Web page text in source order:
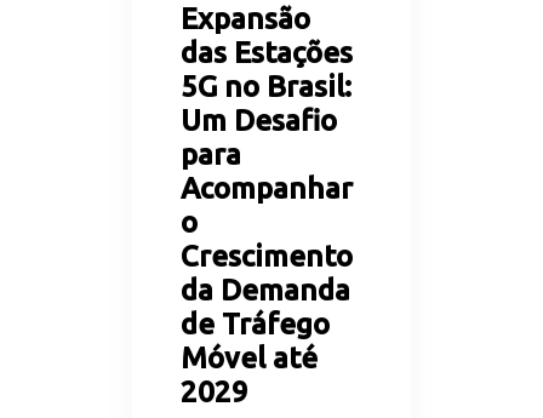
Expansão
das Estações
5G no Brasil:
Um Desafio
para
Acompanhar
o
Crescimento
da Demanda
de Tráfego
Móvel até
2029